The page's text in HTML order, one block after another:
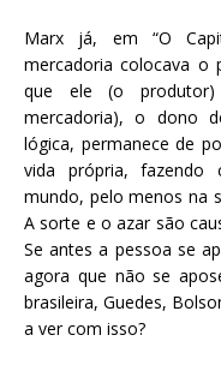
Marx já, em “O
mercadoria colocava
que ele (o
mercadoria), o dono
lógica, permanece de
vida própria,
mundo, pelo menos na
A sorte e o azar são
Se antes a pessoa se
agora que não se
brasileira, Guedes,
a ver com isso?